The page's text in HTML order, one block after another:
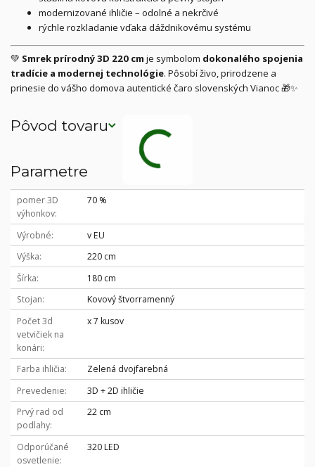
modernizované ihličie – odolné a nekrčivé
rýchle rozkladanie vďaka dáždnikovému systému
💚 Smrek prírodný 3D 220 cm je symbolom dokonalého spojenia
tradície a modernej technológie. Pôsobí živo, prirodzene a
prinesie do vášho domova autentické čaro slovenských Vianoc 🎁✨
Pôvod tovaru
Parametre
pomer 3D
výhonkov
70 %
Výrobné
v EU
Výška
220 cm
Šírka
180 cm
Stojan
Kovový štvorramenný
Počet 3d
vetvičiek na
konári
x 7 kusov
Farba ihličia
Zelená dvojfarebná
Prevedenie
3D + 2D ihličie
Prvý rad od
podlahy
22 cm
Odporúčané
osvetlenie
320 LED